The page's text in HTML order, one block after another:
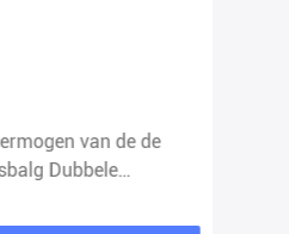
van de de
Dubbele